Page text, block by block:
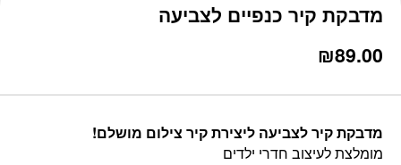
מדבקת קיר כנפיים לצביעה
₪89.00
מדבקת קיר לצביעה ליצירת קיר צילום מושלם!
מומלצת לעיצוב חדרי ילדים